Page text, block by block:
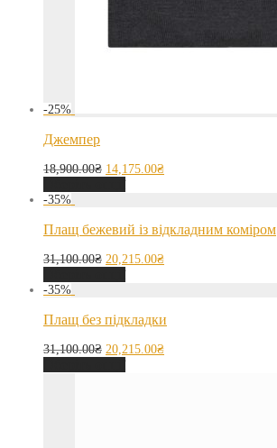
-25%
Джемпер
18,900.00₴ 14,175.00₴
-35%
Плащ бежевий із відкладним коміром
31,100.00₴ 20,215.00₴
-35%
Плащ без підкладки
31,100.00₴ 20,215.00₴